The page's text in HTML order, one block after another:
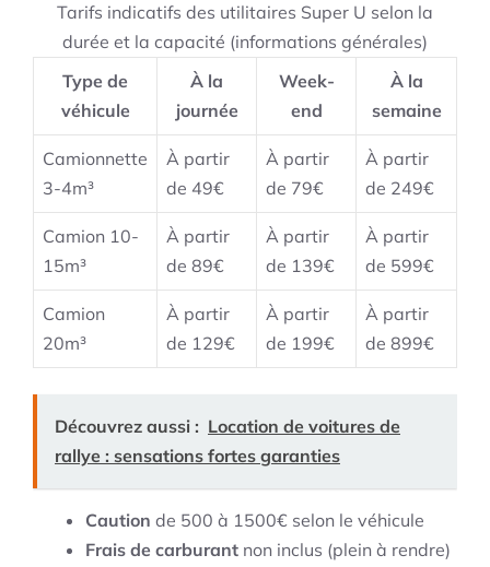
Tarifs indicatifs des utilitaires Super U selon la
durée et la capacité (informations générales)
Type de
véhicule
À la
journée
Week-
end
À la
semaine
Camionnette
3-4m³
À partir
de 49€
À partir
de 79€
À partir
de 249€
Camion 10-
15m³
À partir
de 89€
À partir
de 139€
À partir
de 599€
Camion
20m³
À partir
de 129€
À partir
de 199€
À partir
de 899€
Découvrez aussi : Location de voitures de
rallye : sensations fortes garanties
Caution de 500 à 1500€ selon le véhicule
Frais de carburant non inclus (plein à rendre)